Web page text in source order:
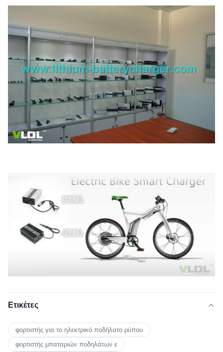
Ετικέτες
φορτιστής για το ηλεκτρικό ποδήλατο ρύπου
φορτιστής μπαταριών ποδηλάτων ε